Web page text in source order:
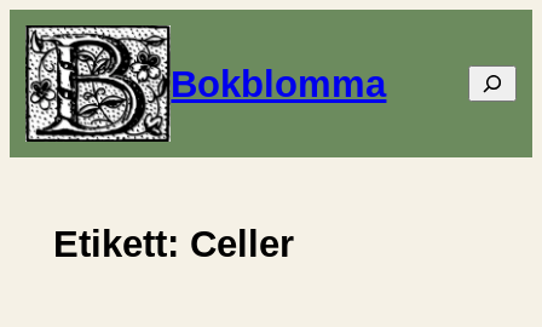
Hoppa
till
innehåll
Bokblomma Sök
Etikett: Celler